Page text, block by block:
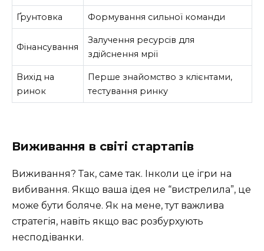
Ґрунтовка Формування сильної команди
Фінансування
Залучення ресурсів для
здійснення мрії
Вихід на
ринок
Перше знайомство з клієнтами,
тестування ринку
Виживання в світі стартапів
Виживання? Так, саме так. Інколи це ігри на
вибивання. Якщо ваша ідея не “вистрелила”, це
може бути боляче. Як на мене, тут важлива
стратегія, навіть якщо вас розбурхують
несподіванки.